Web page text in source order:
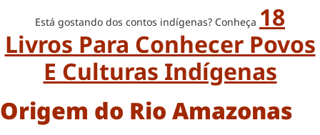
Está gostando dos contos indígenas? Conheça 18
Livros Para Conhecer Povos
E Culturas Indígenas
Origem do Rio Amazonas